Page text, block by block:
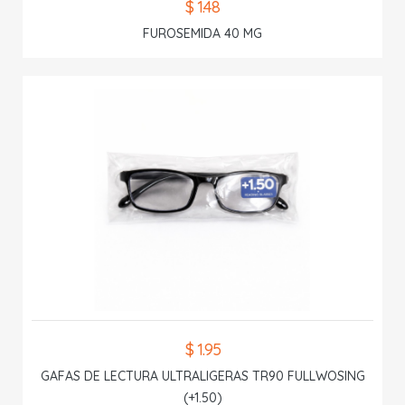
$ 1.48
FUROSEMIDA 40 MG
$ 1.95
GAFAS DE LECTURA ULTRALIGERAS TR90 FULLWOSING
(+1.50)